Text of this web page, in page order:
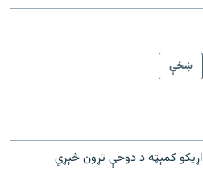
ښځې
اړیکو کمېټه د دوحې تړون څېړي